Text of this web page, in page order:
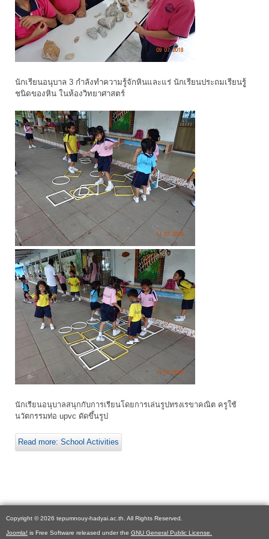
นักเรียนอนุบาล 3 กำลังทำความรู้จักหินและแร่ นักเรียนประถมเรียนรูู้
ชนิดของหิน ในห้องวิทยาศาสตร์
นักเรียนอนุบาลสนุกกับการเรียนโดยการเล่นรูปทรงเรขาคณิต ครูใช้
นวัตกรรมท่อ upvc ดัดขึ้นรูป
Read more: School Activities
Copyright © 2026 tepumnouy-hadyai.ac.th. All Rights Reserved.
Joomla! is Free Software released under the GNU General Public License.